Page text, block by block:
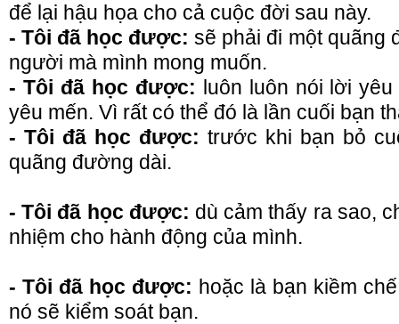
để lại hậu họa cho cả cuộc đời sau này.
- Tôi đã học được: sẽ phải đi một quãng
người mà mình mong muốn.
- Tôi đã học được: luôn luôn nói lời
yêu mến. Vì rất có thể đó là lần cuối bạn
- Tôi đã học được: trước khi bạn bỏ
quãng đường dài.
- Tôi đã học được: dù cảm thấy ra sao,
nhiệm cho hành động của mình.
- Tôi đã học được: hoặc là bạn kiềm
nó sẽ kiểm soát bạn.